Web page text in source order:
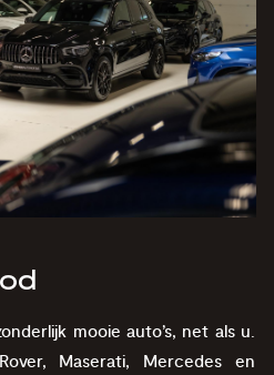
mooie auto’s, net als u.
Maserati, Mercedes en